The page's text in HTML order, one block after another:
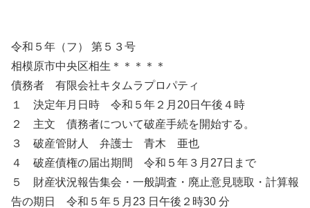
令和５年（フ） 第５３号
相模原市中央区相生＊＊＊＊＊
債務者 有限会社キタムラプロパティ
１ 決定年月日時 令和５年２月20日午後４時
２ 主文 債務者について破産手続を開始する。
３ 破産管財人 弁護士 青木 亜也
４ 破産債権の届出期間 令和５年３月27日まで
５ 財産状況報告集会・一般調査・廃止意見聴取・計算報
告の期日 令和５年５月23 日午後２時30 分